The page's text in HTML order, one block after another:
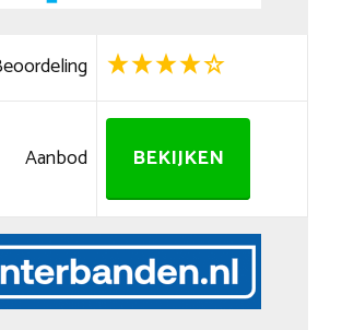
Aanbod BEKIJKEN